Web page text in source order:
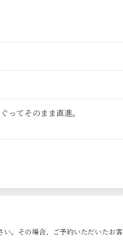
ってそのまま直進。
。その場合、ご予約いただいたお客